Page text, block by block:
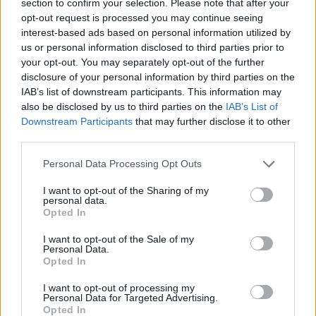
section to confirm your selection. Please note that after your
opt-out request is processed you may continue seeing
interest-based ads based on personal information utilized by
us or personal information disclosed to third parties prior to
your opt-out. You may separately opt-out of the further
disclosure of your personal information by third parties on the
IAB’s list of downstream participants. This information may
also be disclosed by us to third parties on the IAB’s List of
Downstream Participants that may further disclose it to other
Personal Data Processing Opt Outs
I want to opt-out of the Sharing of my
personal data.
Opted In
I want to opt-out of the Sale of my
Personal Data.
Opted In
I want to opt-out of processing my
Personal Data for Targeted Advertising.
Opted In
Adapter ses habitudes en utilisant des couvercles
réutilisables ou des feuilles de silicone pour
couvrir les plats.
En intégrant ces pratiques dans notre quotidien,
nous contribuons à la réduction des déchets et à la
préservation de l’environnement.
économiques des alternatives
écologiques
Adopter des alternatives écologiques au papier
aluminium permet non seulement de diminuer la
pollution, mais aussi de réaliser des économies à long
vie prolongée, ce qui réduit la nécessité d’achats
réguliers de films ou feuilles jetables. De plus, en